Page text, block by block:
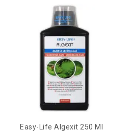
Easy-Life Algexit 250 Ml